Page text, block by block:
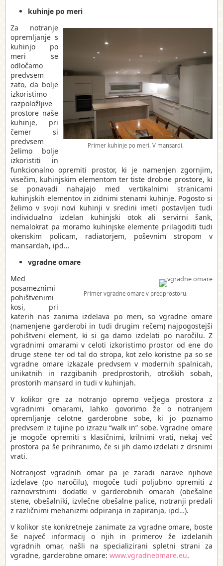
kuhinje po meri
Primer kuhinje po meri. V mansardi.
Za notranje
opremljanje s
kuhinjo po
meri se
odločamo
predvsem
zato, da bolje
izkoristimo
razpoložljive
prostore naše
kuhinje, pri
čemer si
predvsem
želimo bolje
izkoristiti in
funkcionalno opremiti prostor, ki je namenjen zgornjim,
visečim, kuhinjskim elementom ter tiste drobne prostore, ki
se ponavadi nahajajo med vertikalnimi stranicami
kuhinjskih elementov in zidnimi stenami kuhinje. Pogosto si
želimo v svoji novi kuhinji v sredini imeti postavljen tudi
individualno izdelan kuhinjski otok ali servirni šank,
nemalokrat pa moramo kuhinjske elemente prilagoditi tudi
okenskim policam, radiatorjem, poševnim stropom v
mansardah, ipd…
vgradne omare
Primer vgradne omare v predprostoru.
Med
posameznimi
pohištvenimi
kosi, pri
katerih nas zanima izdelava po meri, so vgradne omare
(namenjene garderobi in tudi drugim rečem) najpogostejši
pohištveni element, ki si ga damo izdelati po naročilu. Z
vgradnimi omarami v celoti izkoristimo prostor od ene do
druge stene ter od tal do stropa, kot zelo koristne pa so se
vgradne omare izkazale predvsem v modernih spalnicah,
unikatnih in razgibanih predprostorih, otroških sobah,
prostorih mansard in tudi v kuhinjah.
V kolikor gre za notranjo opremo večjega prostora z
vgradnimi omarami, lahko govorimo že o notranjem
opremljanje celotne garderobne sobe, ki jo poznamo
predvsem iz tujine po izrazu “walk in” sobe. Vgradne omare
je mogoče opremiti s klasičnimi, krilnimi vrati, nekaj več
prostora pa še prihranimo, če si jih damo izdelati z drsnimi
vrati.
Notranjost vgradnih omar pa je zaradi narave njihove
izdelave (po naročilu), mogoče tudi poljubno opremiti z
raznovrstnimi dodatki v garderobnih omarah (obešalne
stene, obešalniki, izvlečne obešalne palice, notranji predali
z različnimi mehanizmi odpiranja in zapiranja, ipd…).
V kolikor ste konkretneje zanimate za vgradne omare, boste
še največ informacij o njih in primerov že izdelanih
vgradnih omar, našli na specializirani spletni strani za
vgradne, garderobne omare: www.vgradneomare.eu.